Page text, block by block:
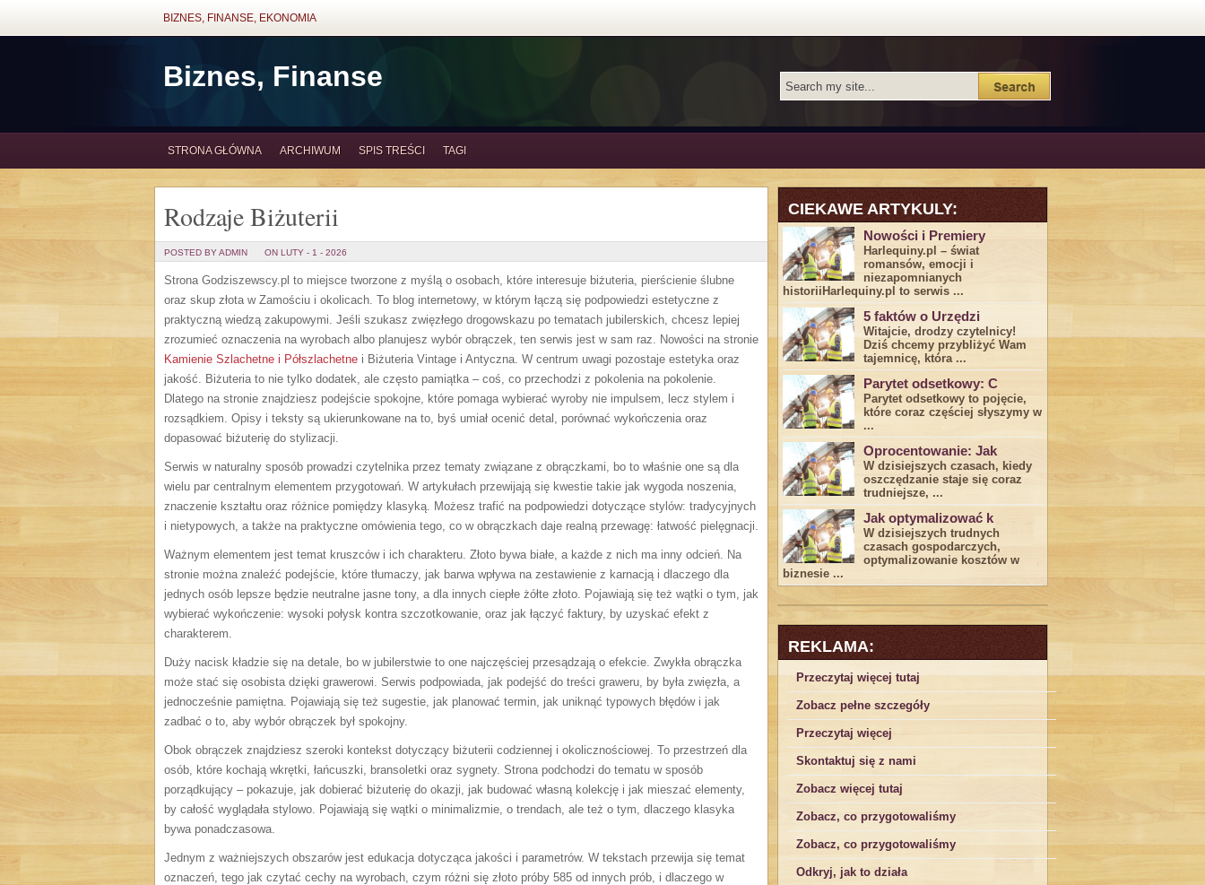
BIZNES, FINANSE, EKONOMIA
Biznes, Finanse
STRONA GŁÓWNA ARCHIWUM SPIS TREŚCI TAGI
Rodzaje Biżuterii
POSTED BY ADMIN ON LUTY - 1 - 2026
Strona Godziszewscy.pl to miejsce tworzone z myślą o osobach, które interesuje biżuteria, pierścienie ślubne
oraz skup złota w Zamościu i okolicach. To blog internetowy, w którym łączą się podpowiedzi estetyczne z
praktyczną wiedzą zakupowymi. Jeśli szukasz zwięzłego drogowskazu po tematach jubilerskich, chcesz lepiej
zrozumieć oznaczenia na wyrobach albo planujesz wybór obrączek, ten serwis jest w sam raz. Nowości na stronie
Kamienie Szlachetne i Półszlachetne i Biżuteria Vintage i Antyczna. W centrum uwagi pozostaje estetyka oraz
jakość. Biżuteria to nie tylko dodatek, ale często pamiątka – coś, co przechodzi z pokolenia na pokolenie.
Dlatego na stronie znajdziesz podejście spokojne, które pomaga wybierać wyroby nie impulsem, lecz stylem i
rozsądkiem. Opisy i teksty są ukierunkowane na to, byś umiał ocenić detal, porównać wykończenia oraz
dopasować biżuterię do stylizacji.
Serwis w naturalny sposób prowadzi czytelnika przez tematy związane z obrączkami, bo to właśnie one są dla
wielu par centralnym elementem przygotowań. W artykułach przewijają się kwestie takie jak wygoda noszenia,
znaczenie kształtu oraz różnice pomiędzy klasyką. Możesz trafić na podpowiedzi dotyczące stylów: tradycyjnych
i nietypowych, a także na praktyczne omówienia tego, co w obrączkach daje realną przewagę: łatwość pielęgnacji.
Ważnym elementem jest temat kruszców i ich charakteru. Złoto bywa białe, a każde z nich ma inny odcień. Na
stronie można znaleźć podejście, które tłumaczy, jak barwa wpływa na zestawienie z karnacją i dlaczego dla
jednych osób lepsze będzie neutralne jasne tony, a dla innych ciepłe żółte złoto. Pojawiają się też wątki o tym, jak
wybierać wykończenie: wysoki połysk kontra szczotkowanie, oraz jak łączyć faktury, by uzyskać efekt z
charakterem.
Duży nacisk kładzie się na detale, bo w jubilerstwie to one najczęściej przesądzają o efekcie. Zwykła obrączka
może stać się osobista dzięki grawerowi. Serwis podpowiada, jak podejść do treści graweru, by była zwięzła, a
jednocześnie pamiętna. Pojawiają się też sugestie, jak planować termin, jak uniknąć typowych błędów i jak
zadbać o to, aby wybór obrączek był spokojny.
Obok obrączek znajdziesz szeroki kontekst dotyczący biżuterii codziennej i okolicznościowej. To przestrzeń dla
osób, które kochają wkrętki, łańcuszki, bransoletki oraz sygnety. Strona podchodzi do tematu w sposób
porządkujący – pokazuje, jak dobierać biżuterię do okazji, jak budować własną kolekcję i jak mieszać elementy,
by całość wyglądała stylowo. Pojawiają się wątki o minimalizmie, o trendach, ale też o tym, dlaczego klasyka
bywa ponadczasowa.
Jednym z ważniejszych obszarów jest edukacja dotycząca jakości i parametrów. W tekstach przewija się temat
oznaczeń, tego jak czytać cechy na wyrobach, czym różni się złoto próby 585 od innych prób, i dlaczego w
CIEKAWE ARTYKULY:
Nowości i Premiery
Harlequiny.pl – świat
romansów, emocji i
niezapomnianych
historiiHarlequiny.pl to serwis ...
5 faktów o Urzędzi
Witajcie, drodzy czytelnicy!
Dziś chcemy przybliżyć ⁣Wam ​
tajemnicę,⁤ która ...
Parytet odsetkowy: C
Parytet odsetkowy to pojęcie,
które coraz częściej słyszymy w
...
Oprocentowanie: Jak
W dzisiejszych czasach, kiedy
‍oszczędzanie​ staje się coraz
trudniejsze,⁣ ...
Jak optymalizować k
W dzisiejszych trudnych⁤
czasach gospodarczych,
optymalizowanie ‌kosztów w
biznesie ...
REKLAMA:
Przeczytaj więcej tutaj
Zobacz pełne szczegóły
Przeczytaj więcej
Skontaktuj się z nami
Zobacz więcej tutaj
Zobacz, co przygotowaliśmy
Zobacz, co przygotowaliśmy
Odkryj, jak to działa